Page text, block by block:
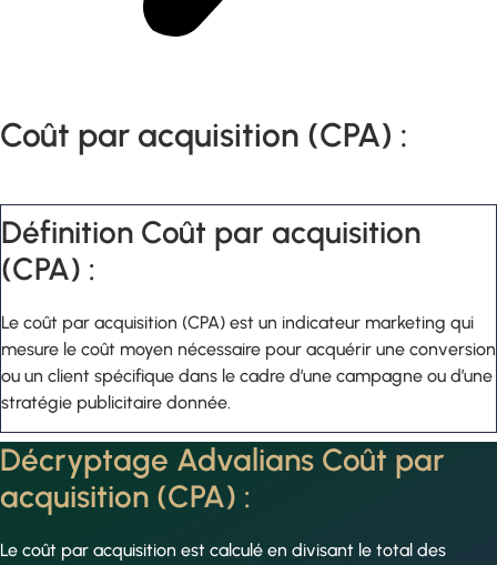
Coût par acquisition (CPA) :
Définition Coût par acquisition
(CPA) :
Le coût par acquisition (CPA) est un indicateur marketing qui
mesure le coût moyen nécessaire pour acquérir une conversion
ou un client spécifique dans le cadre d’une campagne ou d’une
stratégie publicitaire donnée.
Décryptage Advalians Coût par
acquisition (CPA) :
Le coût par acquisition est calculé en divisant le total des